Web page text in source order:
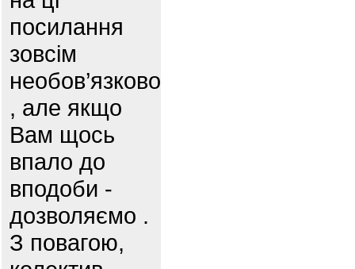
посилання
зовсім
необов’язково
, але якщо
Вам щось
впало до
вподоби -
дозволяємо .
З повагою,